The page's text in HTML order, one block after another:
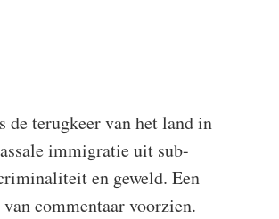
terugkeer van het land in
immigratie uit sub-
en geweld. Een
commentaar voorzien.